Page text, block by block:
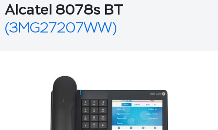
Alcatel 8078s BT
(3MG27207WW)